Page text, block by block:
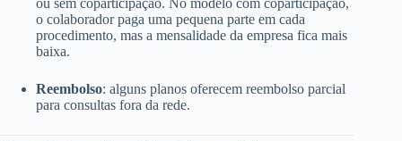
o colaborador paga uma pequena parte em cada
procedimento, mas a mensalidade da empresa fica mais
baixa.
Reembolso: alguns planos oferecem reembolso parcial
para consultas fora da rede.